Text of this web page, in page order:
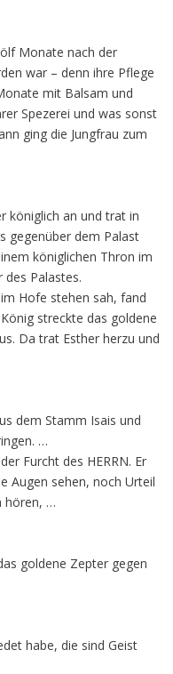
Monate nach der
war – denn ihre Pflege
mit Balsam und
Spezerei und was sonst
ging die Jungfrau zum
königlich an und trat in
gegenüber dem Palast
königlichen Thron im
des Palastes.
Hofe stehen sah, fand
streckte das goldene
Da trat Esther herzu und
dem Stamm Isais und
…
Furcht des HERRN. Er
Augen sehen, noch Urteil
hören, …
goldene Zepter gegen
habe, die sind Geist